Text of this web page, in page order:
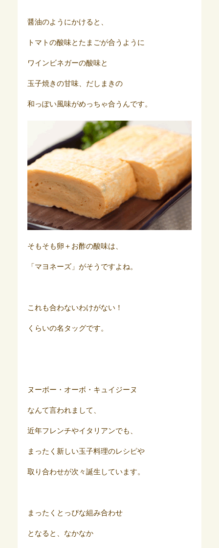
醤油のようにかけると、
トマトの酸味とたまごが合うように
ワインビネガーの酸味と
玉子焼きの甘味、だしまきの
和っぽい風味がめっちゃ合うんです。
そもそも卵＋お酢の酸味は、
「マヨネーズ」がそうですよね。
これも合わないわけがない！
くらいの名タッグです。
ヌーボー・オーボ・キュイジーヌ
なんて言われまして、
近年フレンチやイタリアンでも、
まったく新しい玉子料理のレシピや
取り合わせが次々誕生しています。
まったくとっぴな組み合わせ
となると、なかなか